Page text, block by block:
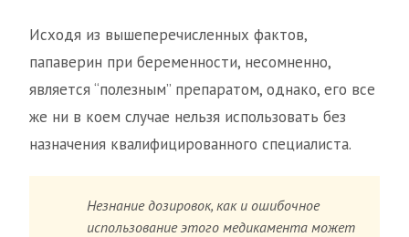
Исходя из вышеперечисленных фактов,
папаверин при беременности, несомненно,
является “полезным” препаратом, однако, его все
же ни в коем случае нельзя использовать без
назначения квалифицированного специалиста.
Незнание дозировок, как и ошибочное
использование этого медикамента может